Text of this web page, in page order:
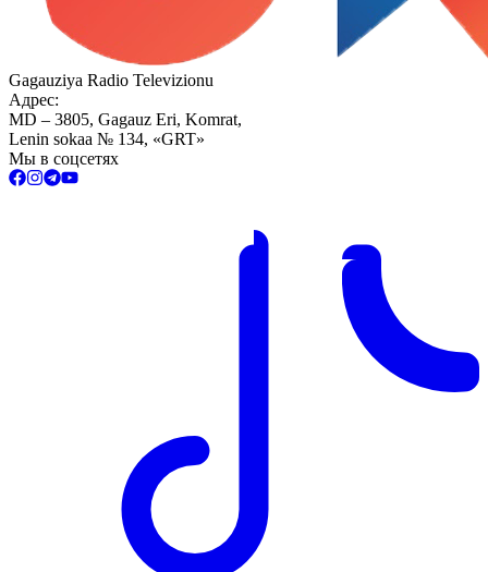
Gagauziya Radio Televizionu
Адрес:
MD – 3805, Gagauz Eri, Komrat,
Lenin sokaa № 134, «GRT»
Мы в соцсетях